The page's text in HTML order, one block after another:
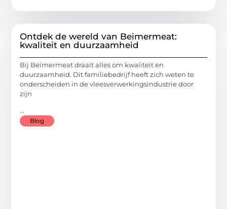
Ontdek de wereld van Beimermeat:
kwaliteit en duurzaamheid
Bij Beimermeat draait alles om kwaliteit en
duurzaamheid. Dit familiebedrijf heeft zich weten te
onderscheiden in de vleesverwerkingsindustrie door
zijn
...
Blog